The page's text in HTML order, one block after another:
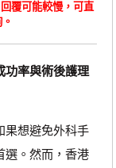
覆可能較慢，可直
功率與術後護理
想避免外科手
選。然而，香港